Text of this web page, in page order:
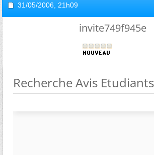
31/05/2006, 21h09
invite749f945e
Recherche Avis